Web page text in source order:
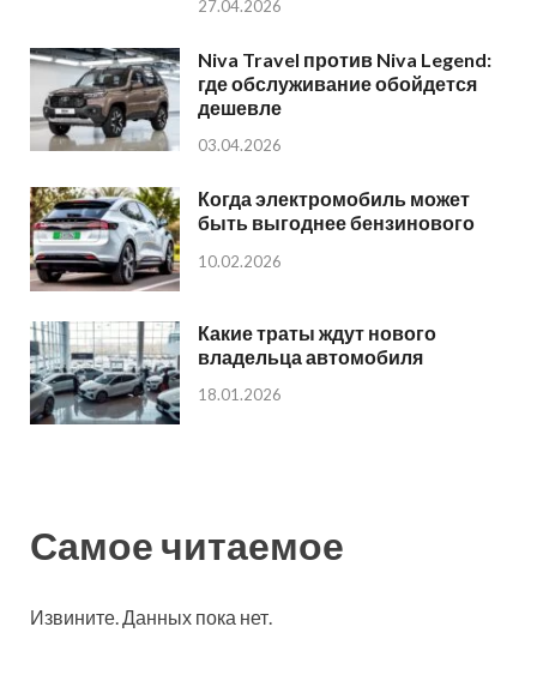
27.04.2026
Niva Travel против Niva Legend:
где обслуживание обойдется
дешевле
03.04.2026
Когда электромобиль может
быть выгоднее бензинового
10.02.2026
Какие траты ждут нового
владельца автомобиля
18.01.2026
Самое читаемое
Извините. Данных пока нет.